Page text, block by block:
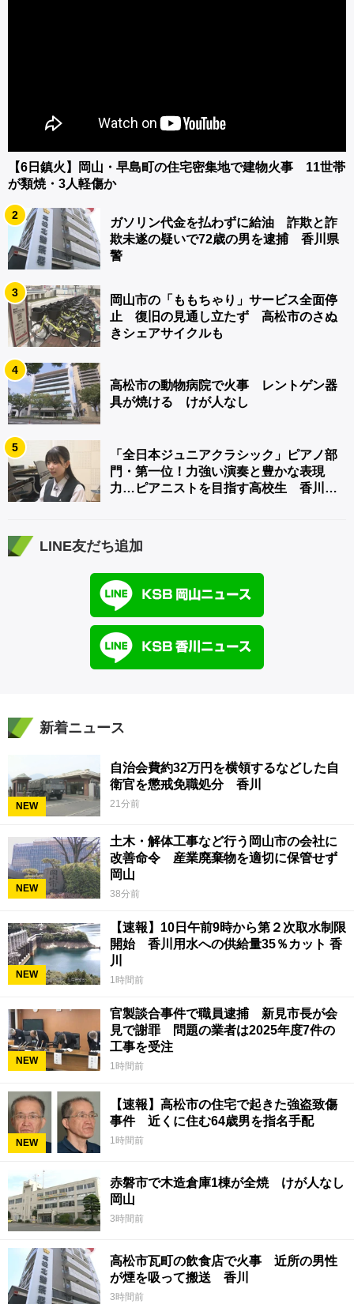
【6日鎮火】岡山・早島町の住宅密集地で建物火事 11世帯
が類焼・3人軽傷か
2
ガソリン代金を払わずに給油 詐欺と詐
欺未遂の疑いで72歳の男を逮捕 香川県
警
3
岡山市の「ももちゃり」サービス全面停
止 復旧の見通し立たず 高松市のさぬ
きシェアサイクルも
4
高松市の動物病院で火事 レントゲン器
具が焼ける けが人なし
5
「全日本ジュニアクラシック」ピアノ部
門・第一位！力強い演奏と豊かな表現
力…ピアニストを目指す高校生 香川
LINE友だち追加
新着ニュース
NEW
自治会費約32万円を横領するなどした自
衛官を懲戒免職処分 香川
21分前
NEW
土木・解体工事など行う岡山市の会社に
改善命令 産業廃棄物を適切に保管せず
岡山
38分前
NEW
【速報】10日午前9時から第２次取水制限
開始 香川用水への供給量35％カット 香
川
1時間前
NEW
官製談合事件で職員逮捕 新見市長が会
見で謝罪 問題の業者は2025年度7件の
工事を受注
1時間前
NEW
【速報】高松市の住宅で起きた強盗致傷
事件 近くに住む64歳男を指名手配
1時間前
赤磐市で木造倉庫1棟が全焼 けが人なし
岡山
3時間前
高松市瓦町の飲食店で火事 近所の男性
が煙を吸って搬送 香川
3時間前